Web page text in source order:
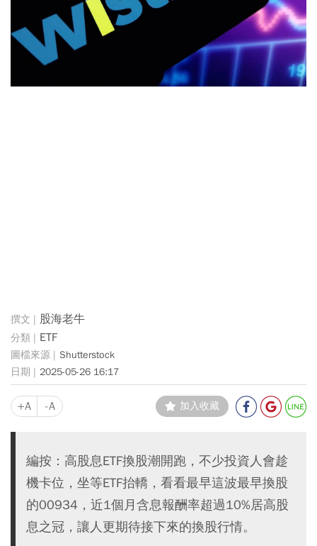
股海老牛
ETF
Shutterstock
2025-05-26 16:17
+A -A 加入收藏
編按：高股息ETF換股潮開跑，不少投資人會趁
機卡位，坐等ETF抬轎，看看最早這波最早換股
的00934，近1個月含息報酬率超過10%居高股
息之冠，讓人更期待接下來的換股行情。